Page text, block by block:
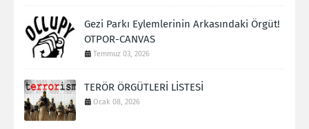
Gezi Parkı Eylemlerinin Arkasındaki Örgüt!
OTPOR-CANVAS
Temmuz 03, 2026
TERÖR ÖRGÜTLERİ LİSTESİ
Ocak 08, 2026